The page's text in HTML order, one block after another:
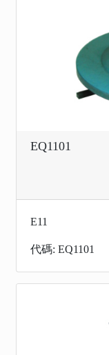
EQ1101
E11
代碼: EQ1101